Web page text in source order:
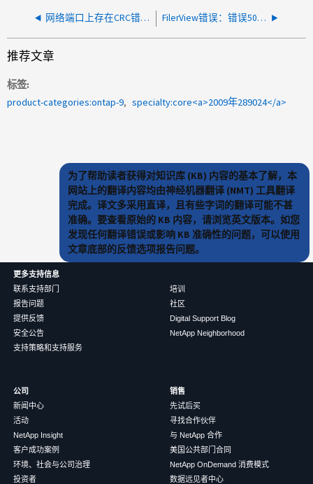
网络端口上存在CRC错误时的文件访问和性能问题 FilerView错误：错误500：未启用服务器组件
推荐文章
标签
product-categories:ontap-9
specialty:core<a>2009年289024</a>
为了帮助读者获得对知识库 (KB) 内容的基本了解，本
网站上的翻译内容均由神经机器翻译 (NMT) 工具翻译
完成。译文多采用直译，且有些字词的翻译可能不甚
准确。要查看原始的 KB 内容，请浏览英文版本。如您
发现任何翻译错误或影响 KB 准确性的问题，可以使用
文章底部的反馈选项报告问题。
更多支持信息
联系支持部门
报告问题
提供反馈
安全公告
支持策略和支持服务
培训
社区
Digital Support Blog
NetApp Neighborhood
公司
新闻中心
活动
NetApp Insight
客户成功案例
环境、社会与公司治理
投资者
销售
先试后买
寻找合作伙伴
与 NetApp 合作
美国公共部门合同
NetApp OnDemand 消费模式
数据远见者中心